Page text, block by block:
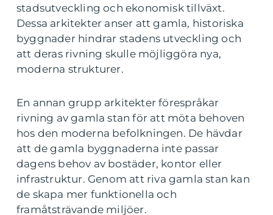
stadsutveckling och ekonomisk tillväxt.
Dessa arkitekter anser att gamla, historiska
byggnader hindrar stadens utveckling och
att deras rivning skulle möjliggöra nya,
moderna strukturer.
En annan grupp arkitekter förespråkar
rivning av gamla stan för att möta behoven
hos den moderna befolkningen. De hävdar
att de gamla byggnaderna inte passar
dagens behov av bostäder, kontor eller
infrastruktur. Genom att riva gamla stan kan
de skapa mer funktionella och
framåtsträvande miljöer.